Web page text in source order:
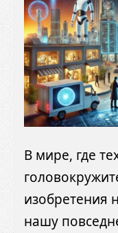
В мире, где
изобретения
нашу